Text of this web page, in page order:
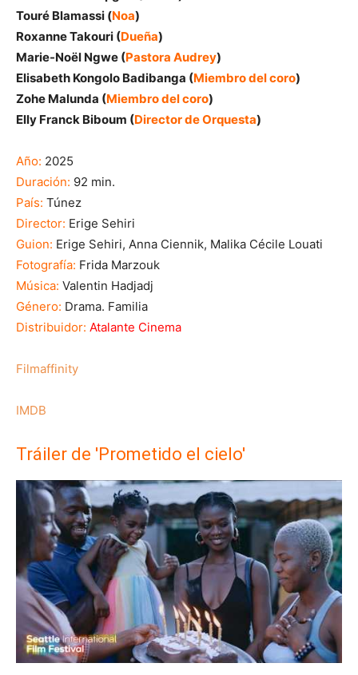
Touré Blamassi (Noa)
Roxanne Takouri (Dueña)
Marie-Noël Ngwe (Pastora Audrey)
Elisabeth Kongolo Badibanga (Miembro del coro)
Zohe Malunda (Miembro del coro)
Elly Franck Biboum (Director de Orquesta)
Año: 2025
Duración: 92 min.
País: Túnez
Director: Erige Sehiri
Guion: Erige Sehiri, Anna Ciennik, Malika Cécile Louati
Fotografía: Frida Marzouk
Música: Valentin Hadjadj
Género: Drama. Familia
Distribuidor: Atalante Cinema
Filmaffinity
IMDB
Tráiler de 'Prometido el cielo'